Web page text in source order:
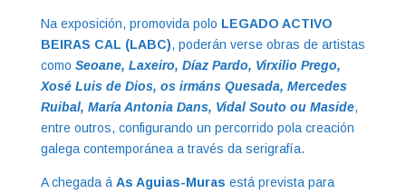
Na exposición, promovida polo LEGADO ACTIVO
BEIRAS CAL (LABC), poderán verse obras de artistas
como Seoane, Laxeiro, Díaz Pardo, Virxilio Prego,
Xosé Luis de Dios, os irmáns Quesada, Mercedes
Ruibal, María Antonia Dans, Vidal Souto ou Maside,
entre outros, configurando un percorrido pola creación
galega contemporánea a través da serigrafía.
A chegada á As Aguias-Muras está prevista para